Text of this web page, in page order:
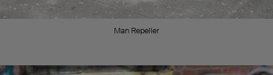
Man Repeller